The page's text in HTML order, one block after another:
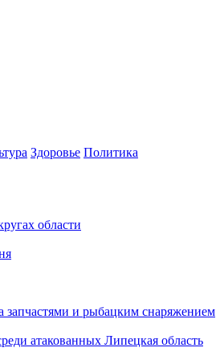
Здоровье Политика
области
запчастями и рыбацким снаряжением
атакованных Липецкая область